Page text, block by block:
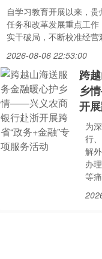
自学习教育开展以来，
任务和改革发展重点工作
实干破局，不断校准经营
2026-08-06 22:53:00
跨
乡
开
为
行
解
办
等